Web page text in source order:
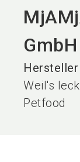
GmbH
Hersteller
Weil's
Petfood